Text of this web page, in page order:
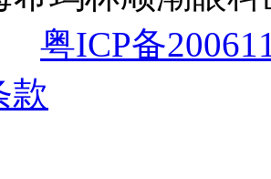
粤ICP备
款